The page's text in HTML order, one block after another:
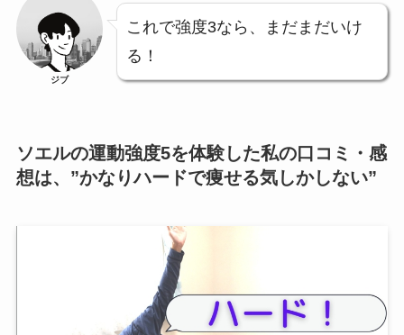
ジブ
これで強度3なら、まだまだいけ
る！
ソエルの運動強度5を体験した私の口コミ・感
想は、”かなりハードで痩せる気しかしない”